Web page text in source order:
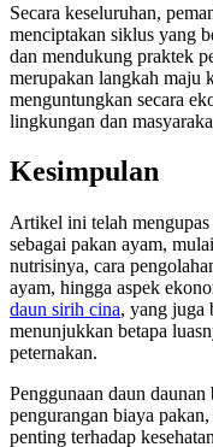
Secara keseluruhan,
menciptakan siklus yang
dan mendukung praktek
merupakan langkah maju
menguntungkan secara
lingkungan dan
Kesimpulan
Artikel ini telah mengupas
sebagai pakan ayam,
nutrisinya, cara
ayam, hingga aspek
daun sirih cina, yang juga
menunjukkan betapa
peternakan.
Penggunaan daun
pengurangan biaya
penting terhadap